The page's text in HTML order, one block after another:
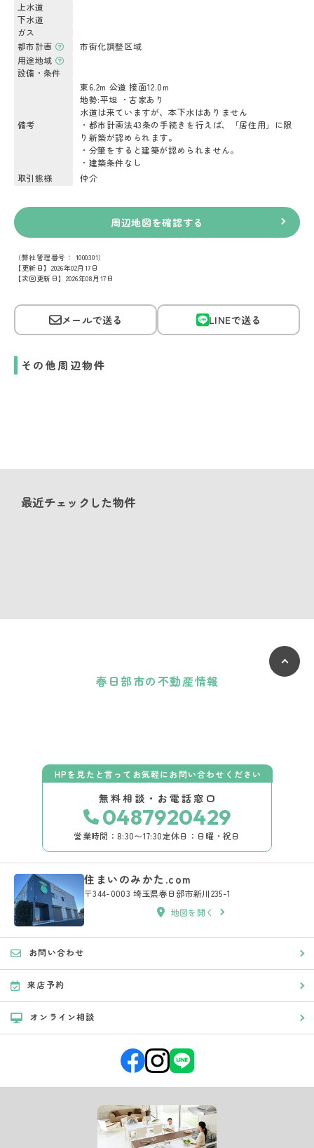
上水道
下水道
ガス
都市計画
市街化調整区域
用途地域
設備・条件
備考
東6.2m 公道 接面12.0m
地勢:平坦 ・古家あり
水道は来ていますが、本下水はありません
・都市計画法43条の手続きを行えば、「居住用」に限
り新築が認められます。
・分筆をすると建築が認められません。
・建築条件なし
取引態様
仲介
周辺地図を確認する
（弊社管理番号： 1000301）
【更新日】2026年02月17日
【次回更新日】2026年08月17日
メールで送る LINEで送る
その他周辺物件
最近チェックした物件
春日部市の不動産情報
HPを見たと言ってお気軽にお問い合わせください
無料相談・お電話窓口
0487920429
営業時間：8:30〜17:30定休日：日曜・祝日
住まいのみかた.com
〒344-0003 埼玉県春日部市新川235-1
地図を開く
お問い合わせ
来店予約
オンライン相談